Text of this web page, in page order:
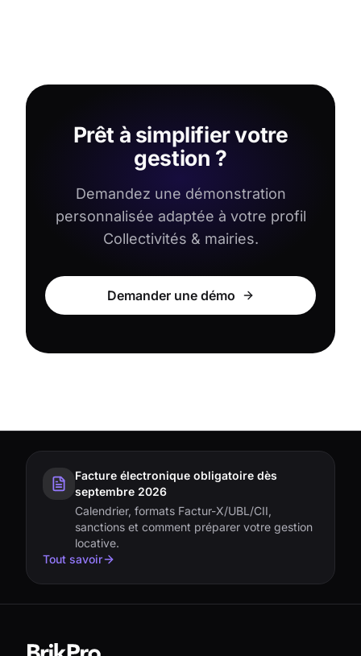
Prêt à simplifier votre
gestion ?
Demandez une démonstration
personnalisée adaptée à votre profil
Collectivités & mairies.
Demander une démo
Facture électronique obligatoire dès
septembre 2026
Calendrier, formats Factur-X/UBL/CII,
sanctions et comment préparer votre gestion
locative.
Tout savoir